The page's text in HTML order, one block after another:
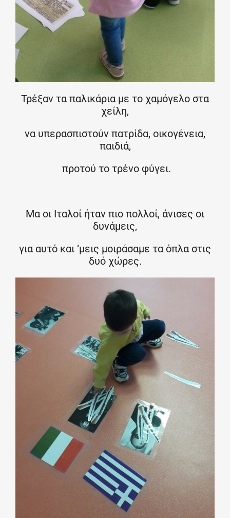
Τρέξαν τα παλικάρια με το χαμόγελο στα
χείλη,
να υπερασπιστούν πατρίδα, οικογένεια,
παιδιά,
προτού το τρένο φύγει.
Μα οι Ιταλοί ήταν πιο πολλοί, άνισες οι
δυνάμεις,
για αυτό και ‘μεις μοιράσαμε τα όπλα στις
δυό χώρες.